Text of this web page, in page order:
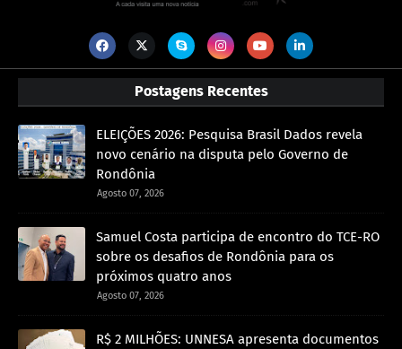
Postagens Recentes
ELEIÇÕES 2026: Pesquisa Brasil Dados revela
novo cenário na disputa pelo Governo de
Rondônia
Agosto 07, 2026
Samuel Costa participa de encontro do TCE-RO
sobre os desafios de Rondônia para os
próximos quatro anos
Agosto 07, 2026
R$ 2 MILHÕES: UNNESA apresenta documentos